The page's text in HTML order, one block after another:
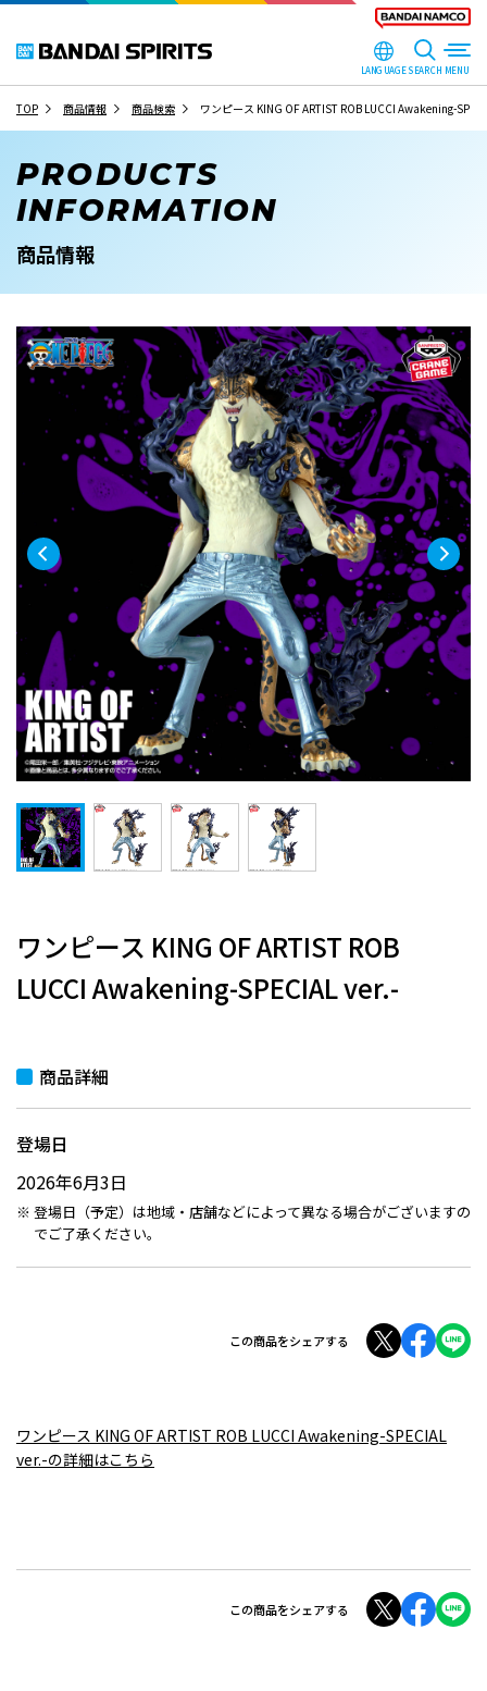
LANGUAGESEARCH
TOP 商品情報 商品検索 ワンピース KING OF ARTIST ROB LUCCI Awakening-
PRODUCTS
INFORMATION
商品情報
ワンピース KING OF ARTIST ROB
LUCCI Awakening-SPECIAL ver.-
商品詳細
登場日
2026年6月3日
登場日（予定）は地域・店舗などによって異なる場合がございますの
でご了承ください。
この商品をシェアする
ワンピース KING OF ARTIST ROB LUCCI Awakening-SPECIAL
ver.-の詳細はこちら
この商品をシェアする